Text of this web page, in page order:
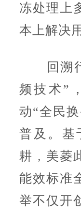
冻处理上
本上解决
回溯行
频技术”
动“全民
普及。基
耕，美菱
能效标准
举不仅开